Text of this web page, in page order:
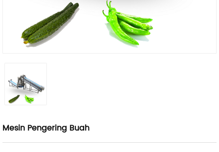
Mesin Pengering Buah